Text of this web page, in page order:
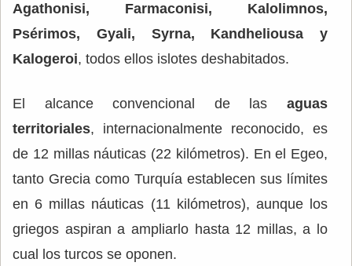
Agathonisi, Farmaconisi, Kalolimnos,
Psérimos, Gyali, Syrna, Kandheliousa y
Kalogeroi, todos ellos islotes deshabitados.
El alcance convencional de las aguas
territoriales, internacionalmente reconocido, es
de 12 millas náuticas (22 kilómetros). En el Egeo,
tanto Grecia como Turquía establecen sus límites
en 6 millas náuticas (11 kilómetros), aunque los
griegos aspiran a ampliarlo hasta 12 millas, a lo
cual los turcos se oponen.